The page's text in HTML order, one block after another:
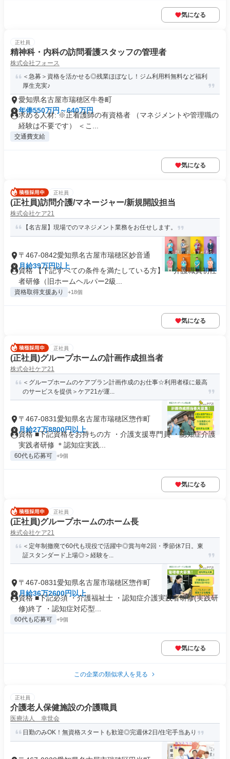
気になる
正社員
精神科・内科の訪問看護スタッフの管理者
株式会社フォース
＜急募＞資格を活かせる◎残業ほぼなし！ジム利用料無料など福利
厚生充実♪
愛知県名古屋市瑞穂区牛巻町
年俸550万円～640万円
求める人材: ※正看護師の有資格者 （マネジメントや管理職の
経験は不要です） ＜こ...
交通費支給
気になる
正社員
(正社員)訪問介護/マネージャー/新規開設担当
株式会社ケア21
【名古屋】現場でのマネジメント業務をお任せします。
〒467-0842愛知県名古屋市瑞穂区妙音通
月給39万円以上
資格 【下記すべての条件を満たしている方】 ・介護職員初任
者研修（旧ホームヘルパー2級...
資格取得支援あり +18個
気になる
正社員
(正社員)グループホームの計画作成担当者
株式会社ケア21
＜グループホームのケアプラン計画作成のお仕事☆利用者様に最高
のサービスを提供＞ケア21が運...
〒467-0831愛知県名古屋市瑞穂区惣作町
月給27万8800円以上
資格 ■下記資格をお持ちの方 ・介護支援専門員 ・認知症介護
実践者研修 ＊認知症実践...
60代も応募可 +9個
気になる
正社員
(正社員)グループホームのホーム長
株式会社ケア21
＜定年制撤廃で60代も現役で活躍中◎賞与年2回・季節休7日。東
証スタンダード上場◎＞経験を...
〒467-0831愛知県名古屋市瑞穂区惣作町
月給36万2600円以上
資格 ■下記必須 ・介護福祉士 ・認知症介護実践者研修(実践研
修)終了 ・認知症対応型...
60代も応募可 +9個
気になる
この企業の類似求人を見る
正社員
介護老人保健施設の介護職員
医療法人 幸世会
日勤のみOK！無資格スタートも歓迎◎完週休2日/住宅手当あり